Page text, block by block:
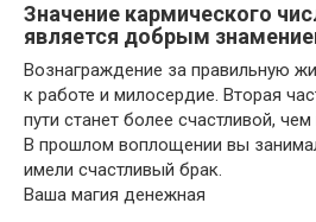
Значение кармического
является добрым
Вознаграждение за правильную
к работе и милосердие. Вторая
пути станет более счастливой, чем
В прошлом воплощении вы
имели счастливый брак.
Ваша магия денежная